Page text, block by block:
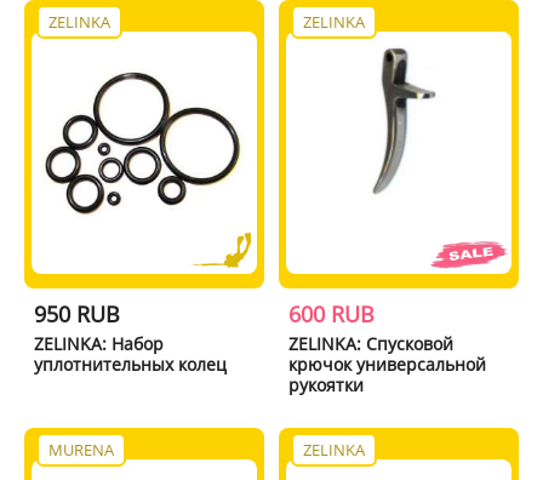
ZELINKA
950 RUB
ZELINKA: Набор
уплотнительных колец
ZELINKA
600 RUB
ZELINKA: Спусковой
крючок универсальной
рукоятки
MURENA ZELINKA